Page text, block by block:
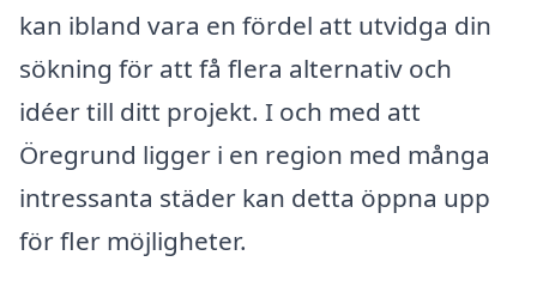
kan ibland vara en fördel att utvidga din
sökning för att få flera alternativ och
idéer till ditt projekt. I och med att
Öregrund ligger i en region med många
intressanta städer kan detta öppna upp
för fler möjligheter.